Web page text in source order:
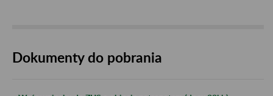
Dokumenty do pobrania